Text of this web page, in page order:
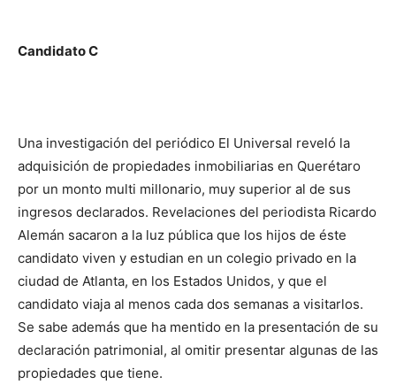
Candidato C
Una investigación del periódico El Universal reveló la
adquisición de propiedades inmobiliarias en Querétaro
por un monto multi millonario, muy superior al de sus
ingresos declarados. Revelaciones del periodista Ricardo
Alemán sacaron a la luz pública que los hijos de éste
candidato viven y estudian en un colegio privado en la
ciudad de Atlanta, en los Estados Unidos, y que el
candidato viaja al menos cada dos semanas a visitarlos.
Se sabe además que ha mentido en la presentación de su
declaración patrimonial, al omitir presentar algunas de las
propiedades que tiene.